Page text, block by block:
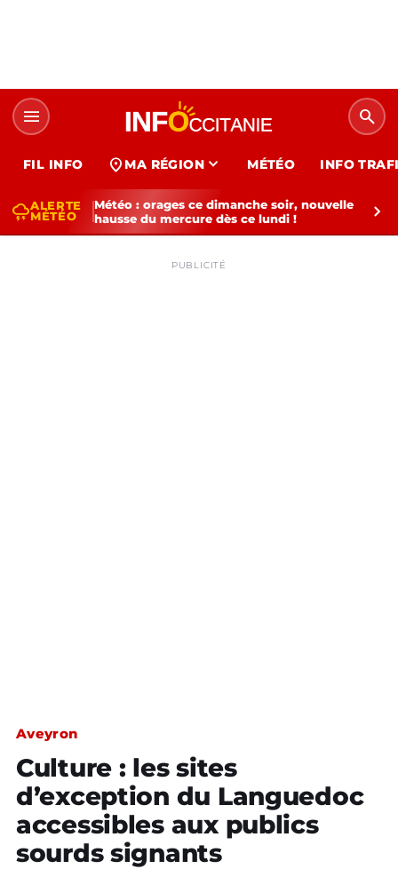
menu search
FIL INFO location_on MA RÉGION expand_more MÉTÉO INFO
thunderstormALERTE
MÉTÉO
Météo : orages ce dimanche soir, nouvelle
hausse du mercure dès ce lundi !
chevron_right
PUBLICITÉ
Aveyron
Culture : les sites
d’exception du Languedoc
accessibles aux publics
sourds signants